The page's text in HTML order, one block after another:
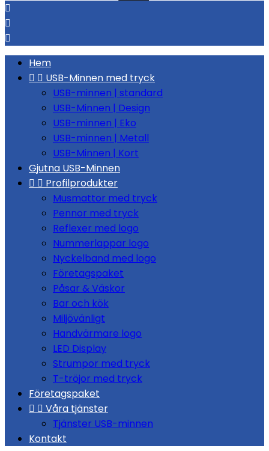



Hem
  USB-Minnen med tryck
USB-minnen | standard
USB-Minnen | Design
USB-minnen | Eko
USB-minnen | Metall
USB-Minnen | Kort
Gjutna USB-Minnen
  Profilprodukter
Musmattor med tryck
Pennor med tryck
Reflexer med logo
Nummerlappar logo
Nyckelband med logo
Företagspaket
Påsar & Väskor
Bar och kök
Miljövänligt
Handvärmare logo
LED Display
Strumpor med tryck
T-tröjor med tryck
Företagspaket
  Våra tjänster
Tjänster USB-minnen
Kontakt